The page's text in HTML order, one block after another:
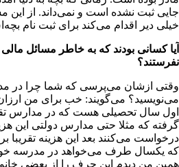
جایی ثبت نشده است و نمی‌داند. از این
خیلی دیر اقدام می‌کند برای ثبت نام
آیا کسانی بودند که به خاطر مسائل
نفرستند؟
وقتی ازشان می‌پرسی که شما چرا در
می‌نویسید؟ می‌گویند: خب برای من
اول سال تحصیلی هست که در مدارس
گرفته که مثلا حتی مدارس دولتی این
درخواست می‌کنند بعد این هزینه تقریبا
که یکسال طرف می‌خواهد در مدرسه
همین من دیدم این حرف را از بعضی